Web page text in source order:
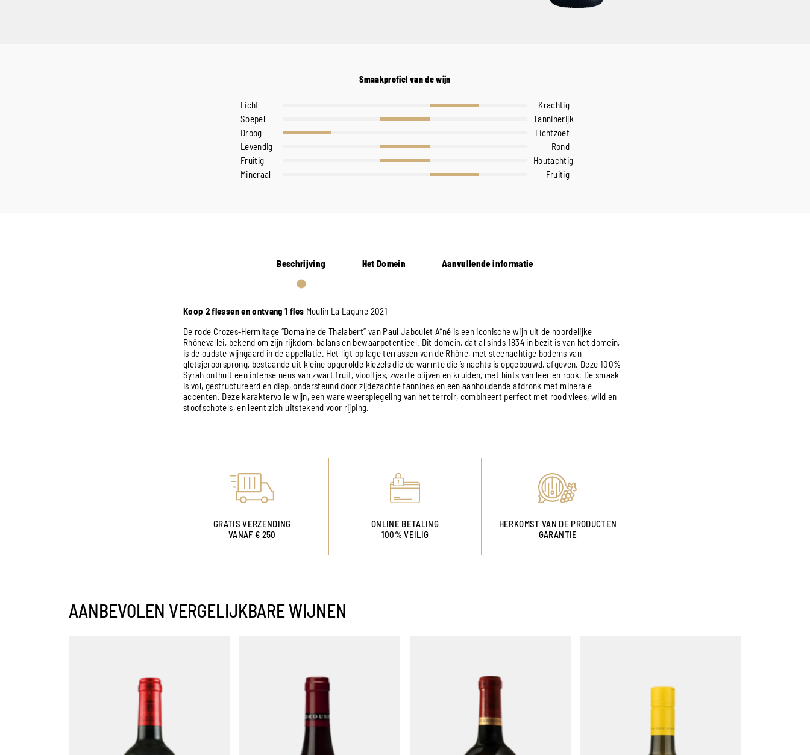
Smaakprofiel van de wijn
Licht
Krachtig
Soepel
Tanninerijk
Droog
Lichtzoet
Levendig
Rond
Fruitig
Houtachtig
Mineraal
Fruitig
Beschrijving Het Domein Aanvullende informatie
Koop 2 flessen en ontvang 1 fles Moulin La Lagune 2021
De rode Crozes-Hermitage “Domaine de Thalabert” van Paul Jaboulet Aîné is een iconische wijn uit de noordelijke
Rhônevallei, bekend om zijn rijkdom, balans en bewaarpotentieel. Dit domein, dat al sinds 1834 in bezit is van het domein,
is de oudste wijngaard in de appellatie. Het ligt op lage terrassen van de Rhône, met steenachtige bodems van
gletsjeroorsprong, bestaande uit kleine opgerolde kiezels die de warmte die ’s nachts is opgebouwd, afgeven. Deze 100%
Syrah onthult een intense neus van zwart fruit, viooltjes, zwarte olijven en kruiden, met hints van leer en rook. De smaak
is vol, gestructureerd en diep, ondersteund door zijdezachte tannines en een aanhoudende afdronk met minerale
accenten. Deze karaktervolle wijn, een ware weerspiegeling van het terroir, combineert perfect met rood vlees, wild en
stoofschotels, en leent zich uitstekend voor rijping.
GRATIS VERZENDING
VANAF € 250
ONLINE BETALING
100% VEILIG
HERKOMST VAN DE PRODUCTEN
GARANTIE
AANBEVOLEN VERGELIJKBARE WIJNEN